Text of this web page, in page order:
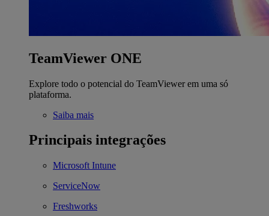
TeamViewer ONE
Explore todo o potencial do TeamViewer em uma só
plataforma.
Saiba mais
Principais integrações
Microsoft Intune
ServiceNow
Freshworks